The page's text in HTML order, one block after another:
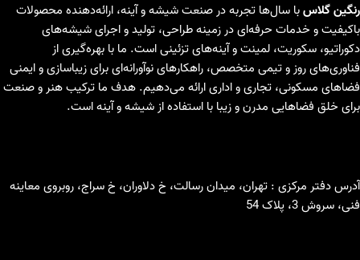
رنگین گلاسبا سال‌ها تجربه در صنعت شیشه و آینه، ارائه‌دهنده محصولات
باکیفیت و خدمات حرفه‌ای در زمینه طراحی، تولید و اجرای شیشه‌های
دکوراتیو، سکوریت، لمینت و آینه‌های تزئینی است. ما با بهره‌گیری از
فناوری‌های روز و تیمی متخصص، راهکارهای نوآورانه‌ای برای زیباسازی و ایمنی
فضاهای مسکونی، تجاری و اداری ارائه می‌دهیم. هدف ما ترکیب هنر و صنعت
برای خلق فضاهایی مدرن و زیبا با استفاده از شیشه و آینه است.
آدرس دفتر مرکزی : تهران، میدان رسالت، خ دلاوران، خ سراج، روبروی معاینه
فنی، سروش 3، پلاک 54